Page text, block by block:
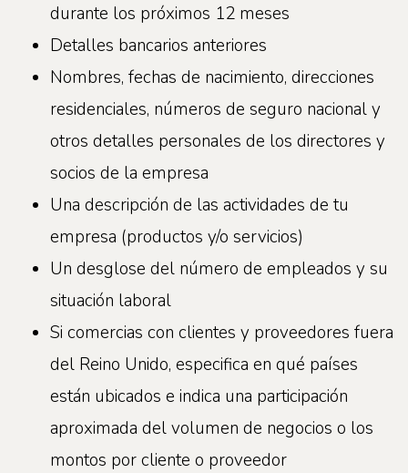
durante los próximos 12 meses
Detalles bancarios anteriores
Nombres, fechas de nacimiento, direcciones
residenciales, números de seguro nacional y
otros detalles personales de los directores y
socios de la empresa
Una descripción de las actividades de tu
empresa (productos y/o servicios)
Un desglose del número de empleados y su
situación laboral
Si comercias con clientes y proveedores fuera
del Reino Unido, especifica en qué países
están ubicados e indica una participación
aproximada del volumen de negocios o los
montos por cliente o proveedor